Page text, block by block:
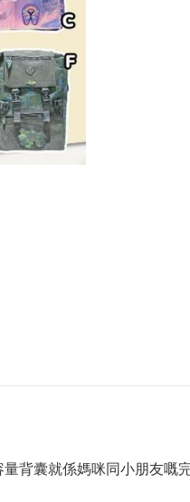
背囊就係媽咪同小朋友嘅